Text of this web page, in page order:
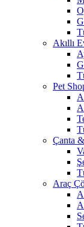
Akıllı
Pet
Çanta
Araç